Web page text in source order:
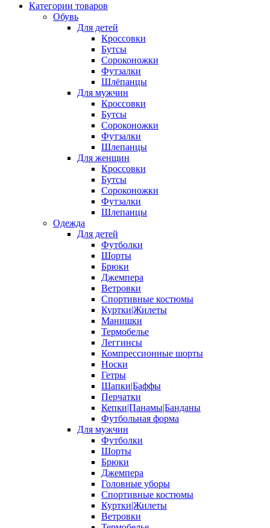
Категории товаров
Обувь
Для детей
Кроссовки
Бутсы
Сороконожки
Футзалки
Шлёпанцы
Для мужчин
Кроссовки
Бутсы
Сороконожки
Футзалки
Шлепанцы
Для женщин
Кроссовки
Бутсы
Сороконожки
Футзалки
Шлепанцы
Одежда
Для детей
Футболки
Шорты
Брюки
Джемпера
Ветровки
Спортивные костюмы
Куртки|Жилеты
Манишки
Термобелье
Леггинсы
Компрессионные шорты
Носки
Гетры
Шапки|Баффы
Перчатки
Кепки|Панамы|Банданы
Футбольная форма
Для мужчин
Футболки
Шорты
Брюки
Джемпера
Головные уборы
Спортивные костюмы
Куртки|Жилеты
Ветровки